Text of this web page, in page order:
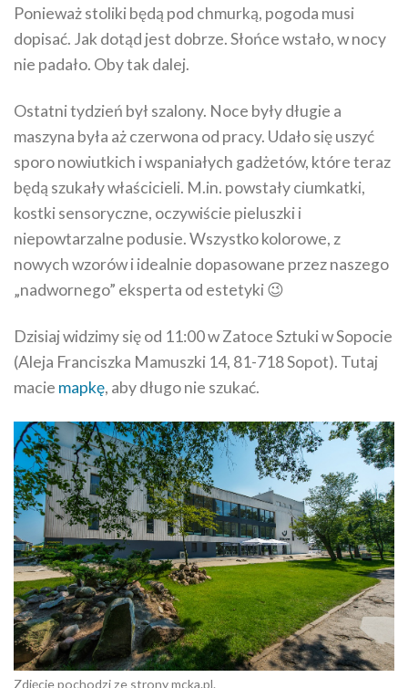
Ponieważ stoliki będą pod chmurką, pogoda musi
dopisać. Jak dotąd jest dobrze. Słońce wstało, w nocy
nie padało. Oby tak dalej.
Ostatni tydzień był szalony. Noce były długie a
maszyna była aż czerwona od pracy. Udało się uszyć
sporo nowiutkich i wspaniałych gadżetów, które teraz
będą szukały właścicieli. M.in. powstały ciumkatki,
kostki sensoryczne, oczywiście pieluszki i
niepowtarzalne podusie. Wszystko kolorowe, z
nowych wzorów i idealnie dopasowane przez naszego
„nadwornego” eksperta od estetyki 😉
Dzisiaj widzimy się od 11:00 w Zatoce Sztuki w Sopocie
(Aleja Franciszka Mamuszki 14, 81-718 Sopot). Tutaj
macie mapkę, aby długo nie szukać.
Zdjęcie pochodzi ze strony mcka.pl.